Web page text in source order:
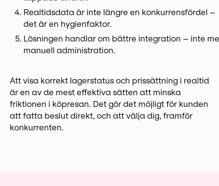
Realtidsdata är inte längre en konkurrensfördel –
det är en hygienfaktor.
Lösningen handlar om bättre integration – inte
manuell administration.
Att visa korrekt lagerstatus och prissättning i realtid
är en av de mest effektiva sätten att minska
friktionen i köpresan. Det gör det möjligt för kunden
att fatta beslut direkt, och att välja dig, framför
konkurrenten.